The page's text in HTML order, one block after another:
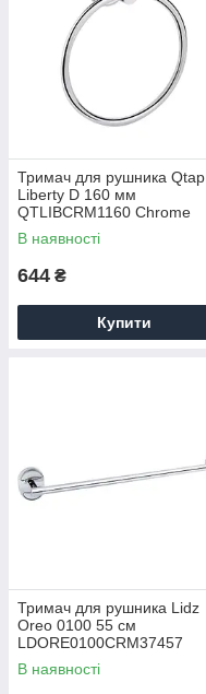
Тримач для рушника Qtap
Liberty D 160 мм
QTLIBCRM1160 Chrome
В наявності
644 ₴
Купити
Тримач для рушника Lidz
Oreo 0100 55 см
LDORE0100CRM37457
Chrome
В наявності